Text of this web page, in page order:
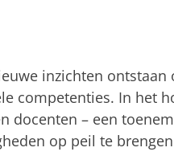
inzichten ontstaan
competenties. In het
docenten – een
op peil te